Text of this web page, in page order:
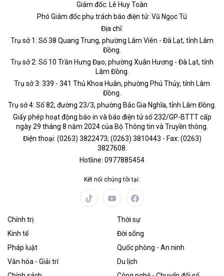
Giám đốc: Lê Huy Toàn
Phó Giám đốc phụ trách báo điện tử: Vũ Ngọc Tú
Địa chỉ:
Trụ sở 1: Số 38 Quang Trung, phường Lâm Viên - Đà Lạt, tỉnh Lâm
Đồng.
Trụ sở 2: Số 10 Trần Hưng Đạo, phường Xuân Hương - Đà Lạt, tỉnh
Lâm Đồng.
Trụ sở 3: 339 - 341 Thủ Khoa Huân, phường Phú Thủy, tỉnh Lâm
Đồng.
Trụ sở 4: Số 82, đường 23/3, phường Bắc Gia Nghĩa, tỉnh Lâm Đồng.
Giấy phép hoạt động báo in và báo điện tử số 232/GP-BTTT cấp
ngày 29 tháng 8 năm 2024 của Bộ Thông tin và Truyền thông.
Điện thoại: (0263) 3822473; (0263) 3810443 - Fax: (0263)
3827608.
Hotline: 0977885454
Kết nối chúng tôi tại:
Chính trị
Thời sự
Kinh tế
Đời sống
Pháp luật
Quốc phòng - An ninh
Văn hóa - Giải trí
Du lịch